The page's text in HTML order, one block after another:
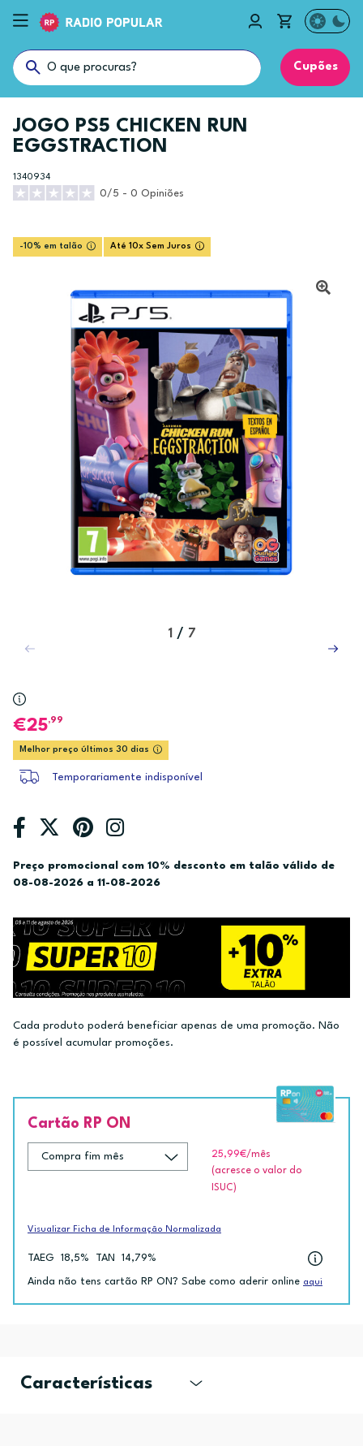
Cupões
JOGO PS5 CHICKEN RUN
EGGSTRACTION
1340934
0/5 - 0 Opiniões
-10% em talão Até 10x Sem Juros
1 / 7
25,99
Melhor preço últimos 30 dias
Temporariamente indisponível
Preço promocional com 10% desconto em talão válido de
08-08-2026 a 11-08-2026
Cada produto poderá beneficiar apenas de uma promoção. Não
é possível acumular promoções.
Cartão RP ON
25,99€/mês
(acresce o valor do
ISUC)
Visualizar Ficha de Informação Normalizada
TAEG 18,5% TAN 14,79%
Ainda não tens cartão RP ON? Sabe como aderir online aqui
Características